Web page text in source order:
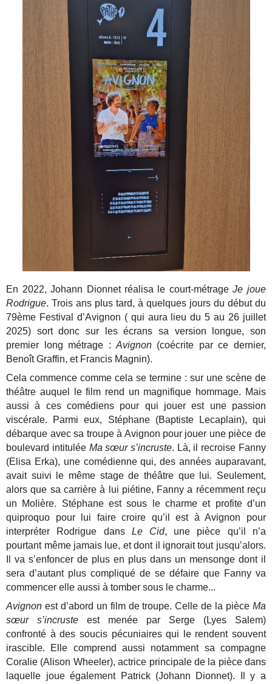
En 2022, Johann Dionnet réalisa le court-métrageJe joue
Rodrigue. Trois ans plus tard, à quelques jours du début du
79ème Festival d’Avignon ( qui aura lieu du 5 au 26 juillet
2025) sort donc sur les écrans sa version longue, son
premier long métrage : Avignon(coécrite par ce dernier,
Benoît Graffin, et Francis Magnin).
Cela commence comme cela se termine : sur une scène de
théâtre auquel le film rend un magnifique hommage. Mais
aussi à ces comédiens pour qui jouer est une passion
viscérale. Parmi eux, Stéphane (Baptiste Lecaplain), qui
débarque avec sa troupe à Avignon pour jouer une pièce de
boulevard intitulée Ma sœur s’incruste. Là, il recroise Fanny
(Elisa Erka), une comédienne qui, des années auparavant,
avait suivi le même stage de théâtre que lui. Seulement,
alors que sa carrière à lui piétine, Fanny a récemment reçu
un Molière. Stéphane est sous le charme et profite d’un
quiproquo pour lui faire croire qu’il est à Avignon pour
interpréter Rodrigue dans Le Cid, une pièce qu’il n’a
pourtant même jamais lue, et dont il ignorait tout jusqu’alors.
Il va s’enfoncer de plus en plus dans un mensonge dont il
sera d’autant plus compliqué de se défaire que Fanny va
commencer elle aussi à tomber sous le charme...
Avignon est d’abord un film de troupe. Celle de la pièce Ma
sœur s’incrusteest menée par Serge (Lyes Salem)
confronté à des soucis pécuniaires qui le rendent souvent
irascible. Elle comprend aussi notamment sa compagne
Coralie (Alison Wheeler), actrice principale de la pièce dans
laquelle joue également Patrick (Johann Dionnet). Il y a